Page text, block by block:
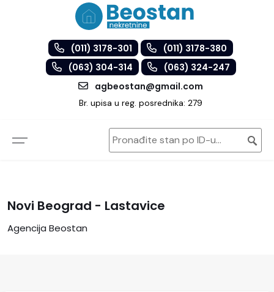
(011) 3178-301
(011) 3178-380
(063) 304-314
(063) 324-247
agbeostan@gmail.com
Br. upisa u reg. posrednika: 279
Novi Beograd - Lastavice
Agencija Beostan